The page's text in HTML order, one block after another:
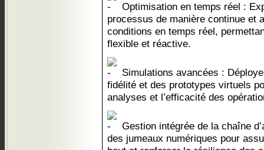
Optimisation en temps réel :
processus de manière continue et
conditions en temps réel,
flexible et réactive.
Simulations avancées :
fidélité et des prototypes virtuels
analyses et l’efficacité des
Gestion intégrée de la chaîne
des jumeaux numériques pour